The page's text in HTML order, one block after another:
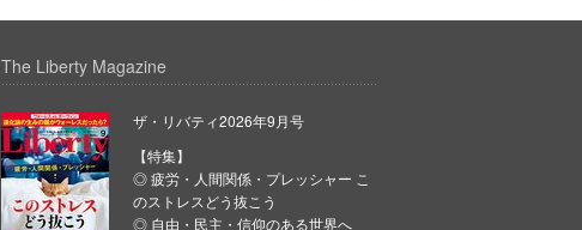
The Liberty Magazine
ザ・リバティ2026年9月号
【特集】
◎ 疲労・人間関係・プレッシャー こ
のストレスどう抜こう
◎ 自由・民主・信仰のある世界へ